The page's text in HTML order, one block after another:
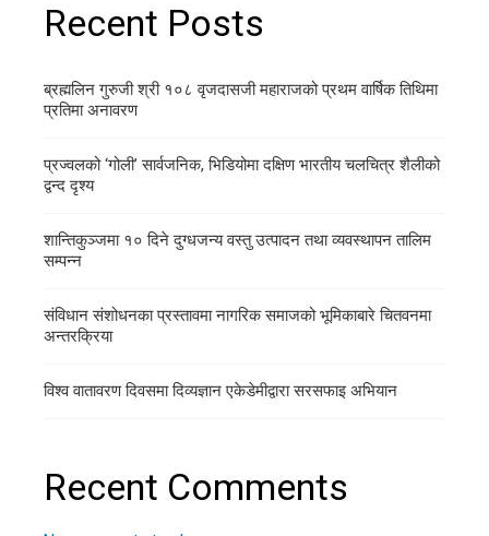
Recent Posts
ब्रह्मलिन गुरुजी श्री १०८ वृजदासजी महाराजको प्रथम वार्षिक तिथिमा
प्रतिमा अनावरण
प्रज्वलको ‘गोली’ सार्वजनिक, भिडियोमा दक्षिण भारतीय चलचित्र शैलीको
द्वन्द दृश्य
शान्तिकुञ्जमा १० दिने दुग्धजन्य वस्तु उत्पादन तथा व्यवस्थापन तालिम
सम्पन्न
संविधान संशोधनका प्रस्तावमा नागरिक समाजको भूमिकाबारे चितवनमा
अन्तरक्रिया
विश्व वातावरण दिवसमा दिव्यज्ञान एकेडेमीद्वारा सरसफाइ अभियान
Recent Comments